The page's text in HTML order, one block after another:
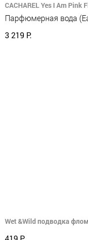
CACHAREL Yes I Am Pink
Парфюмерная вода
3 219 Р.
Wet &Wild подводка